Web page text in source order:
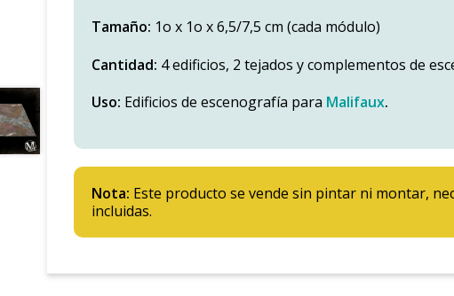
Tamaño: 1o x 1o x 6,5/7,5 cm (cada módulo)
Cantidad: 4 edificios, 2 tejados y complementos de
Uso: Edificios de escenografía para Malifaux.
Nota: Este producto se vende sin pintar ni montar,
incluidas.